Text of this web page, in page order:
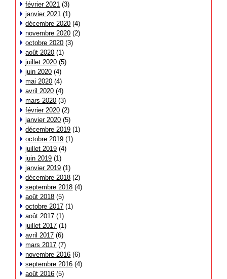
février 2021 (3)
janvier 2021 (1)
décembre 2020 (4)
novembre 2020 (2)
octobre 2020 (3)
août 2020 (1)
juillet 2020 (5)
juin 2020 (4)
mai 2020 (4)
avril 2020 (4)
mars 2020 (3)
février 2020 (2)
janvier 2020 (5)
décembre 2019 (1)
octobre 2019 (1)
juillet 2019 (4)
juin 2019 (1)
janvier 2019 (1)
décembre 2018 (2)
septembre 2018 (4)
août 2018 (5)
octobre 2017 (1)
août 2017 (1)
juillet 2017 (1)
avril 2017 (6)
mars 2017 (7)
novembre 2016 (6)
septembre 2016 (4)
août 2016 (5)